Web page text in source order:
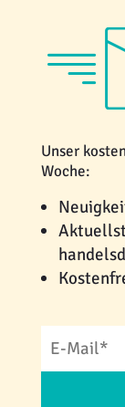
Unser
Woche: